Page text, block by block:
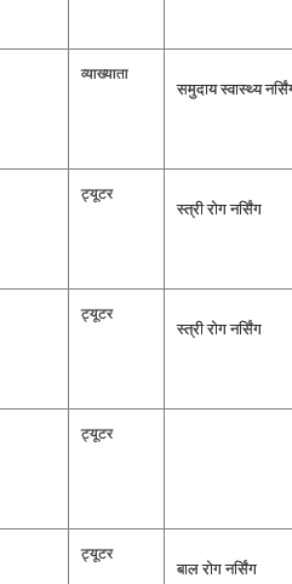
व्‍याख्‍याता
समुदाय स्‍वास्‍थ्‍य
ट्यूटर
स्‍त्री रोग नर्सिंग
ट्यूटर
स्‍त्री रोग नर्सिंग
ट्यूटर
ट्यूटर
बाल रोग नर्सिंग